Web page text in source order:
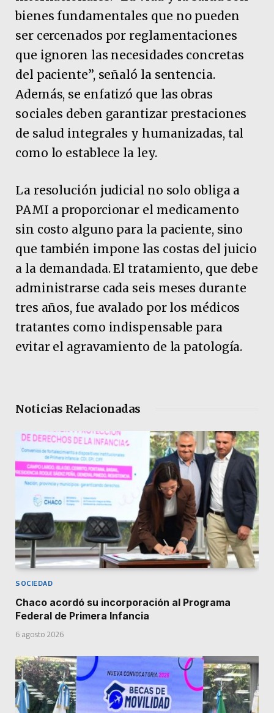
bienes fundamentales que no pueden
ser cercenados por reglamentaciones
que ignoren las necesidades concretas
del paciente”, señaló la sentencia.
Además, se enfatizó que las obras
sociales deben garantizar prestaciones
de salud integrales y humanizadas, tal
como lo establece la ley.
La resolución judicial no solo obliga a
PAMI a proporcionar el medicamento
sin costo alguno para la paciente, sino
que también impone las costas del juicio
a la demandada. El tratamiento, que debe
administrarse cada seis meses durante
tres años, fue avalado por los médicos
tratantes como indispensable para
evitar el agravamiento de la patología.
Noticias Relacionadas
SOCIEDAD
Chaco acordó su incorporación al Programa
Federal de Primera Infancia
6 agosto 2026